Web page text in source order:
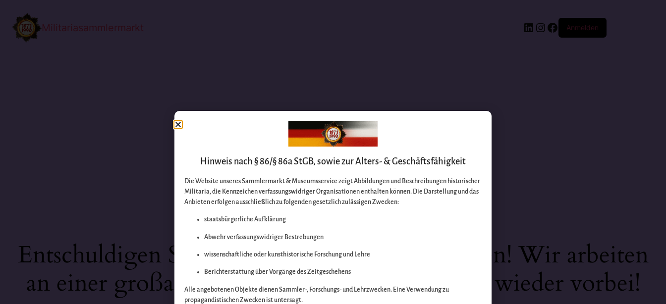
Militariasammlermarkt Anmelden
Entschuldigen Sie bitte die Unannehmlichkeiten! Wir arbeiten
an einer großartigen Sache – schauen Sie bald wieder vorbei!
Hinweis nach § 86/§ 86a StGB, sowie zur Alters- & Geschäftsfähigkeit
Die Website unseres Sammlermarkt & Museumsservice zeigt Abbildungen und Beschreibungen historischer
Militaria, die Kennzeichen verfassungswidriger Organisationen enthalten können. Die Darstellung und das
Anbieten erfolgen ausschließlich zu folgenden gesetzlich zulässigen Zwecken:
staatsbürgerliche Aufklärung
Abwehr verfassungswidriger Bestrebungen
wissenschaftliche oder kunsthistorische Forschung und Lehre
Berichterstattung über Vorgänge des Zeitgeschehens
Alle angebotenen Objekte dienen Sammler-, Forschungs- und Lehrzwecken. Eine Verwendung zu
propagandistischen Zwecken ist untersagt.